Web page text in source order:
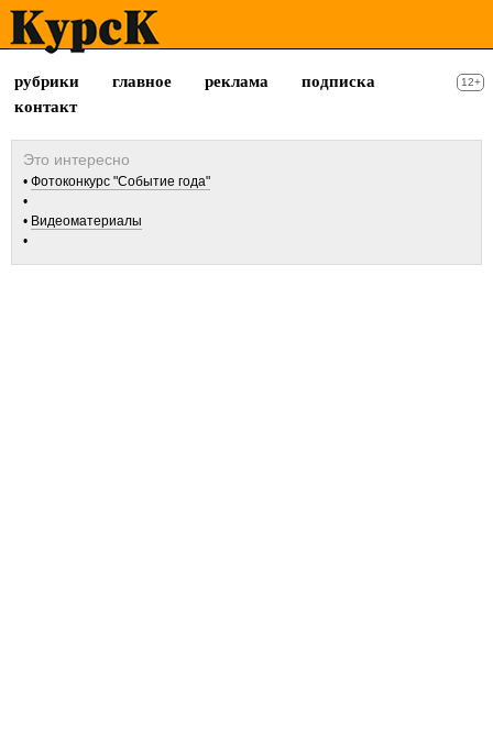
рубрики главное реклама
подписка
контакт
12+
Фотоконкурс "Событие года"
Видеоматериалы